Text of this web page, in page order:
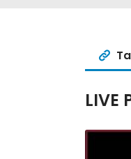
LIVE